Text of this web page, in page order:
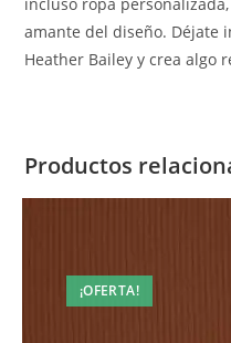
amante del diseño. Déjate
Heather Bailey y crea algo
Productos
¡OFERTA!